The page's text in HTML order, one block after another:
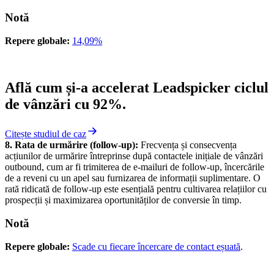
Notă
Repere globale: 14,09%
Află cum și-a accelerat Leadspicker ciclul
de vânzări cu 92%.
Citește studiul de caz
8. Rata de urmărire (follow-up): Frecvența și consecvența
acțiunilor de urmărire întreprinse după contactele inițiale de vânzări
outbound, cum ar fi trimiterea de e-mailuri de follow-up, încercările
de a reveni cu un apel sau furnizarea de informații suplimentare. O
rată ridicată de follow-up este esențială pentru cultivarea relațiilor cu
prospecții și maximizarea oportunităților de conversie în timp.
Notă
Repere globale: Scade cu fiecare încercare de contact eșuată.